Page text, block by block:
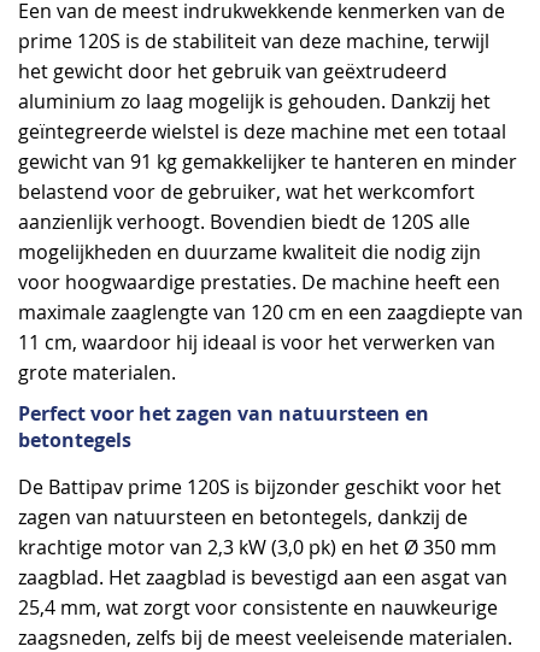
Een van de meest indrukwekkende kenmerken van de
prime 120S is de stabiliteit van deze machine, terwijl
het gewicht door het gebruik van geëxtrudeerd
aluminium zo laag mogelijk is gehouden. Dankzij het
geïntegreerde wielstel is deze machine met een totaal
gewicht van 91 kg gemakkelijker te hanteren en minder
belastend voor de gebruiker, wat het werkcomfort
aanzienlijk verhoogt. Bovendien biedt de 120S alle
mogelijkheden en duurzame kwaliteit die nodig zijn
voor hoogwaardige prestaties. De machine heeft een
maximale zaaglengte van 120 cm en een zaagdiepte van
11 cm, waardoor hij ideaal is voor het verwerken van
grote materialen.
Perfect voor het zagen van natuursteen en
betontegels
De Battipav prime 120S is bijzonder geschikt voor het
zagen van natuursteen en betontegels, dankzij de
krachtige motor van 2,3 kW (3,0 pk) en het Ø 350 mm
zaagblad. Het zaagblad is bevestigd aan een asgat van
25,4 mm, wat zorgt voor consistente en nauwkeurige
zaagsneden, zelfs bij de meest veeleisende materialen.